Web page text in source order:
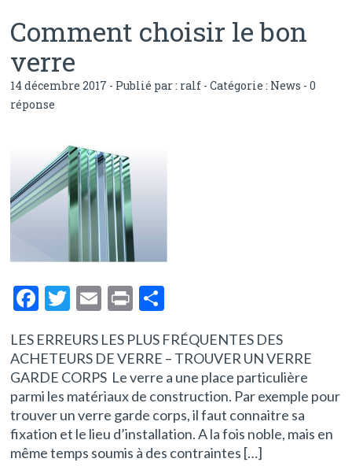
Comment choisir le bon
verre
14 décembre 2017 - Publié par : ralf - Catégorie : News -0
réponse
F
e
b
o
o
k
T
itt
er
E
ai
l
Pr
t
ta
g
er
LES ERREURS LES PLUS FRÉQUENTES DES
ACHETEURS DE VERRE – TROUVER UN VERRE
GARDE CORPS Le verre a une place particulière
parmi les matériaux de construction. Par exemple pour
trouver un verre garde corps, il faut connaitre sa
fixation et le lieu d’installation. A la fois noble, mais en
même temps soumis à des contraintes […]